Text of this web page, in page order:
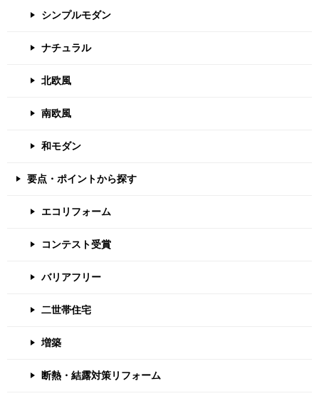
シンプルモダン
ナチュラル
北欧風
南欧風
和モダン
要点・ポイントから探す
エコリフォーム
コンテスト受賞
バリアフリー
二世帯住宅
増築
断熱・結露対策リフォーム